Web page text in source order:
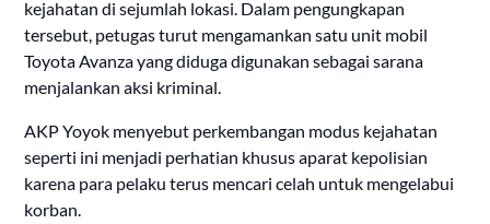
kejahatan di sejumlah lokasi. Dalam pengungkapan
tersebut, petugas turut mengamankan satu unit mobil
Toyota Avanza yang diduga digunakan sebagai sarana
menjalankan aksi kriminal.
AKP Yoyok menyebut perkembangan modus kejahatan
seperti ini menjadi perhatian khusus aparat kepolisian
karena para pelaku terus mencari celah untuk mengelabui
korban.